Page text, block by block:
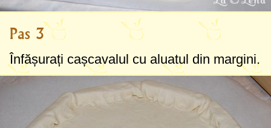
Pas 3
Înfășurați cașcavalul cu aluatul din margini.